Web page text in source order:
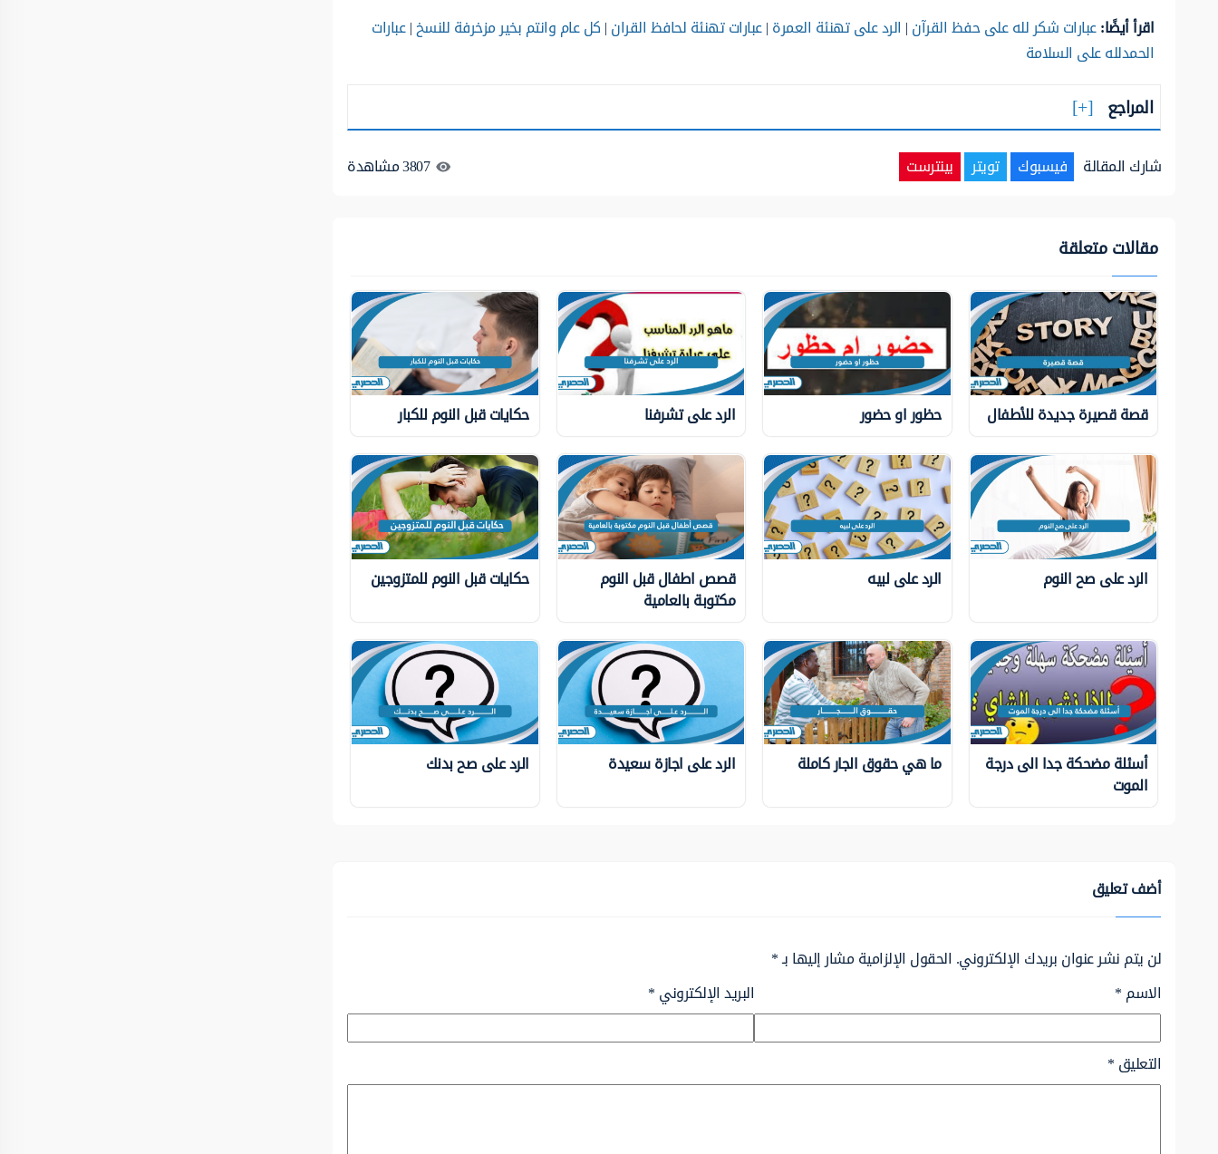
اقرأ أيضًا:عبارات شكر لله على حفظ القرآن| الرد على تهنئة العمرة|عبارات تهنئة لحافظ القران|كل عام وانتم بخير مزخرفة للنسخ|عبارات
الحمدلله على السلامة
المراجع
شارك المقالة فيسبوك تويتر بينترست 3807مشاهدة
مقالات متعلقة
قصة قصيرة جديدة للأطفال حظور او حضور الرد على تشرفنا حكايات قبل النوم للكبار
الرد على صح النوم الرد على لبيه قصص اطفال قبل النوم
مكتوبة بالعامية
حكايات قبل النوم للمتزوجين
أسئلة مضحكة جدا الى درجة
الموت
ما هي حقوق الجار كاملة الرد على اجازة سعيدة الرد على صح بدنك
أضف تعليق
لن يتم نشر عنوان بريدك الإلكتروني. الحقول الإلزامية مشار إليها بـ*
الاسم* البريد الإلكتروني*
التعليق*